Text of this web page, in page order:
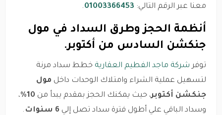
معنا عبر الرقم التالي: 01003366453
.
أنظمة الحجز وطرق السداد في مول
جنكشن السادس من أكتوبر.
توفر شركة ماجد الفطيم العقارية خطط سداد مرنة
لتسهيل عملية الشراء وامتلاك الوحدات داخل مول
جنكشن أكتوبر، حيث يمكنك الحجز بمقدم يبدأ من
،
وسداد الباقي علي أطول فترة سداد تصل إلي
.